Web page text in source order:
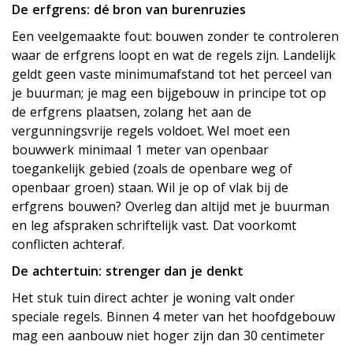
De erfgrens: dé bron van burenruzies
Een veelgemaakte fout: bouwen zonder te controleren
waar de erfgrens loopt en wat de regels zijn. Landelijk
geldt geen vaste minimumafstand tot het perceel van
je buurman; je mag een bijgebouw in principe tot op
de erfgrens plaatsen, zolang het aan de
vergunningsvrije regels voldoet. Wel moet een
bouwwerk minimaal 1 meter van openbaar
toegankelijk gebied (zoals de openbare weg of
openbaar groen) staan. Wil je op of vlak bij de
erfgrens bouwen? Overleg dan altijd met je buurman
en leg afspraken schriftelijk vast. Dat voorkomt
conflicten achteraf.
De achtertuin: strenger dan je denkt
Het stuk tuin direct achter je woning valt onder
speciale regels. Binnen 4 meter van het hoofdgebouw
mag een aanbouw niet hoger zijn dan 30 centimeter